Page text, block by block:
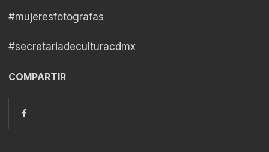
#mujeresfotografas
#secretariadeculturacdmx
COMPARTIR